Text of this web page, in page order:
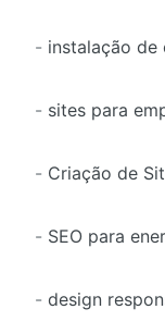
- instalação de
- sites para
- Criação de
- SEO para
- design